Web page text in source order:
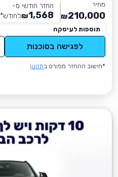
מחיר
210,000
₪
החזר חודשי מ-
1,568
₪לחודש*
תוספות לעיסקה
לפגישה בסוכנות
*חישוב ההחזר מפורט בתקנון